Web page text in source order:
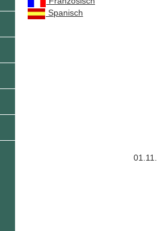
Spanisch